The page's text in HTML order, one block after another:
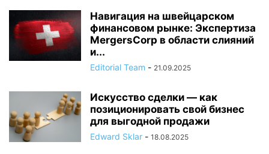
Навигация на швейцарском
финансовом рынке: Экспертиза
MergersCorp в области слияний
и...
Editorial Team - 21.09.2025
Искусство сделки — как
позиционировать свой бизнес
для выгодной продажи
Edward Sklar - 18.08.2025